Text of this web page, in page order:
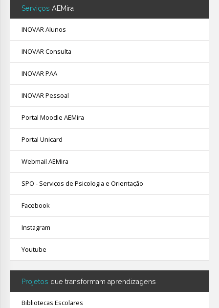
Serviços AEMira
INOVAR Alunos
INOVAR Consulta
INOVAR PAA
INOVAR Pessoal
Portal Moodle AEMira
Portal Unicard
Webmail AEMira
SPO - Serviços de Psicologia e Orientação
Facebook
Instagram
Youtube
Projetos que transformam aprendizagens
Bibliotecas Escolares